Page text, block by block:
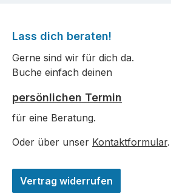
Lass dich beraten!
Gerne sind wir für dich da.
Buche einfach deinen
persönlichen Termin
für eine Beratung.
Oder über unser Kontaktformular.
Vertrag widerrufen